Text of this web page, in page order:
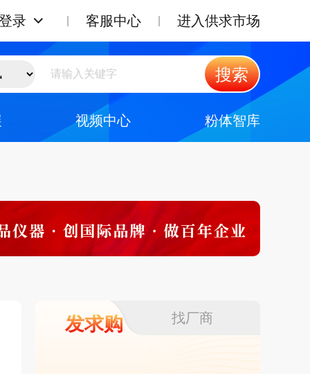
录 客服中心 进入供求市场
搜索
视频中心 粉体智库
发求购 找厂商